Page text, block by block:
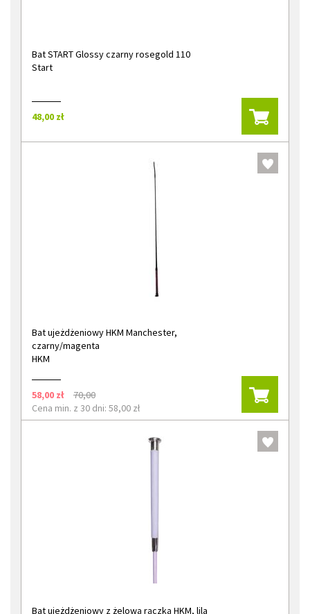
Bat START Glossy czarny rosegold 110
Start
48,00 zł
Bat ujeżdżeniowy HKM Manchester,
czarny/magenta
HKM
58,00 zł
70,00
Cena min. z 30 dni: 58,00 zł
Bat ujeżdżeniowy z żelową rączką HKM, lila